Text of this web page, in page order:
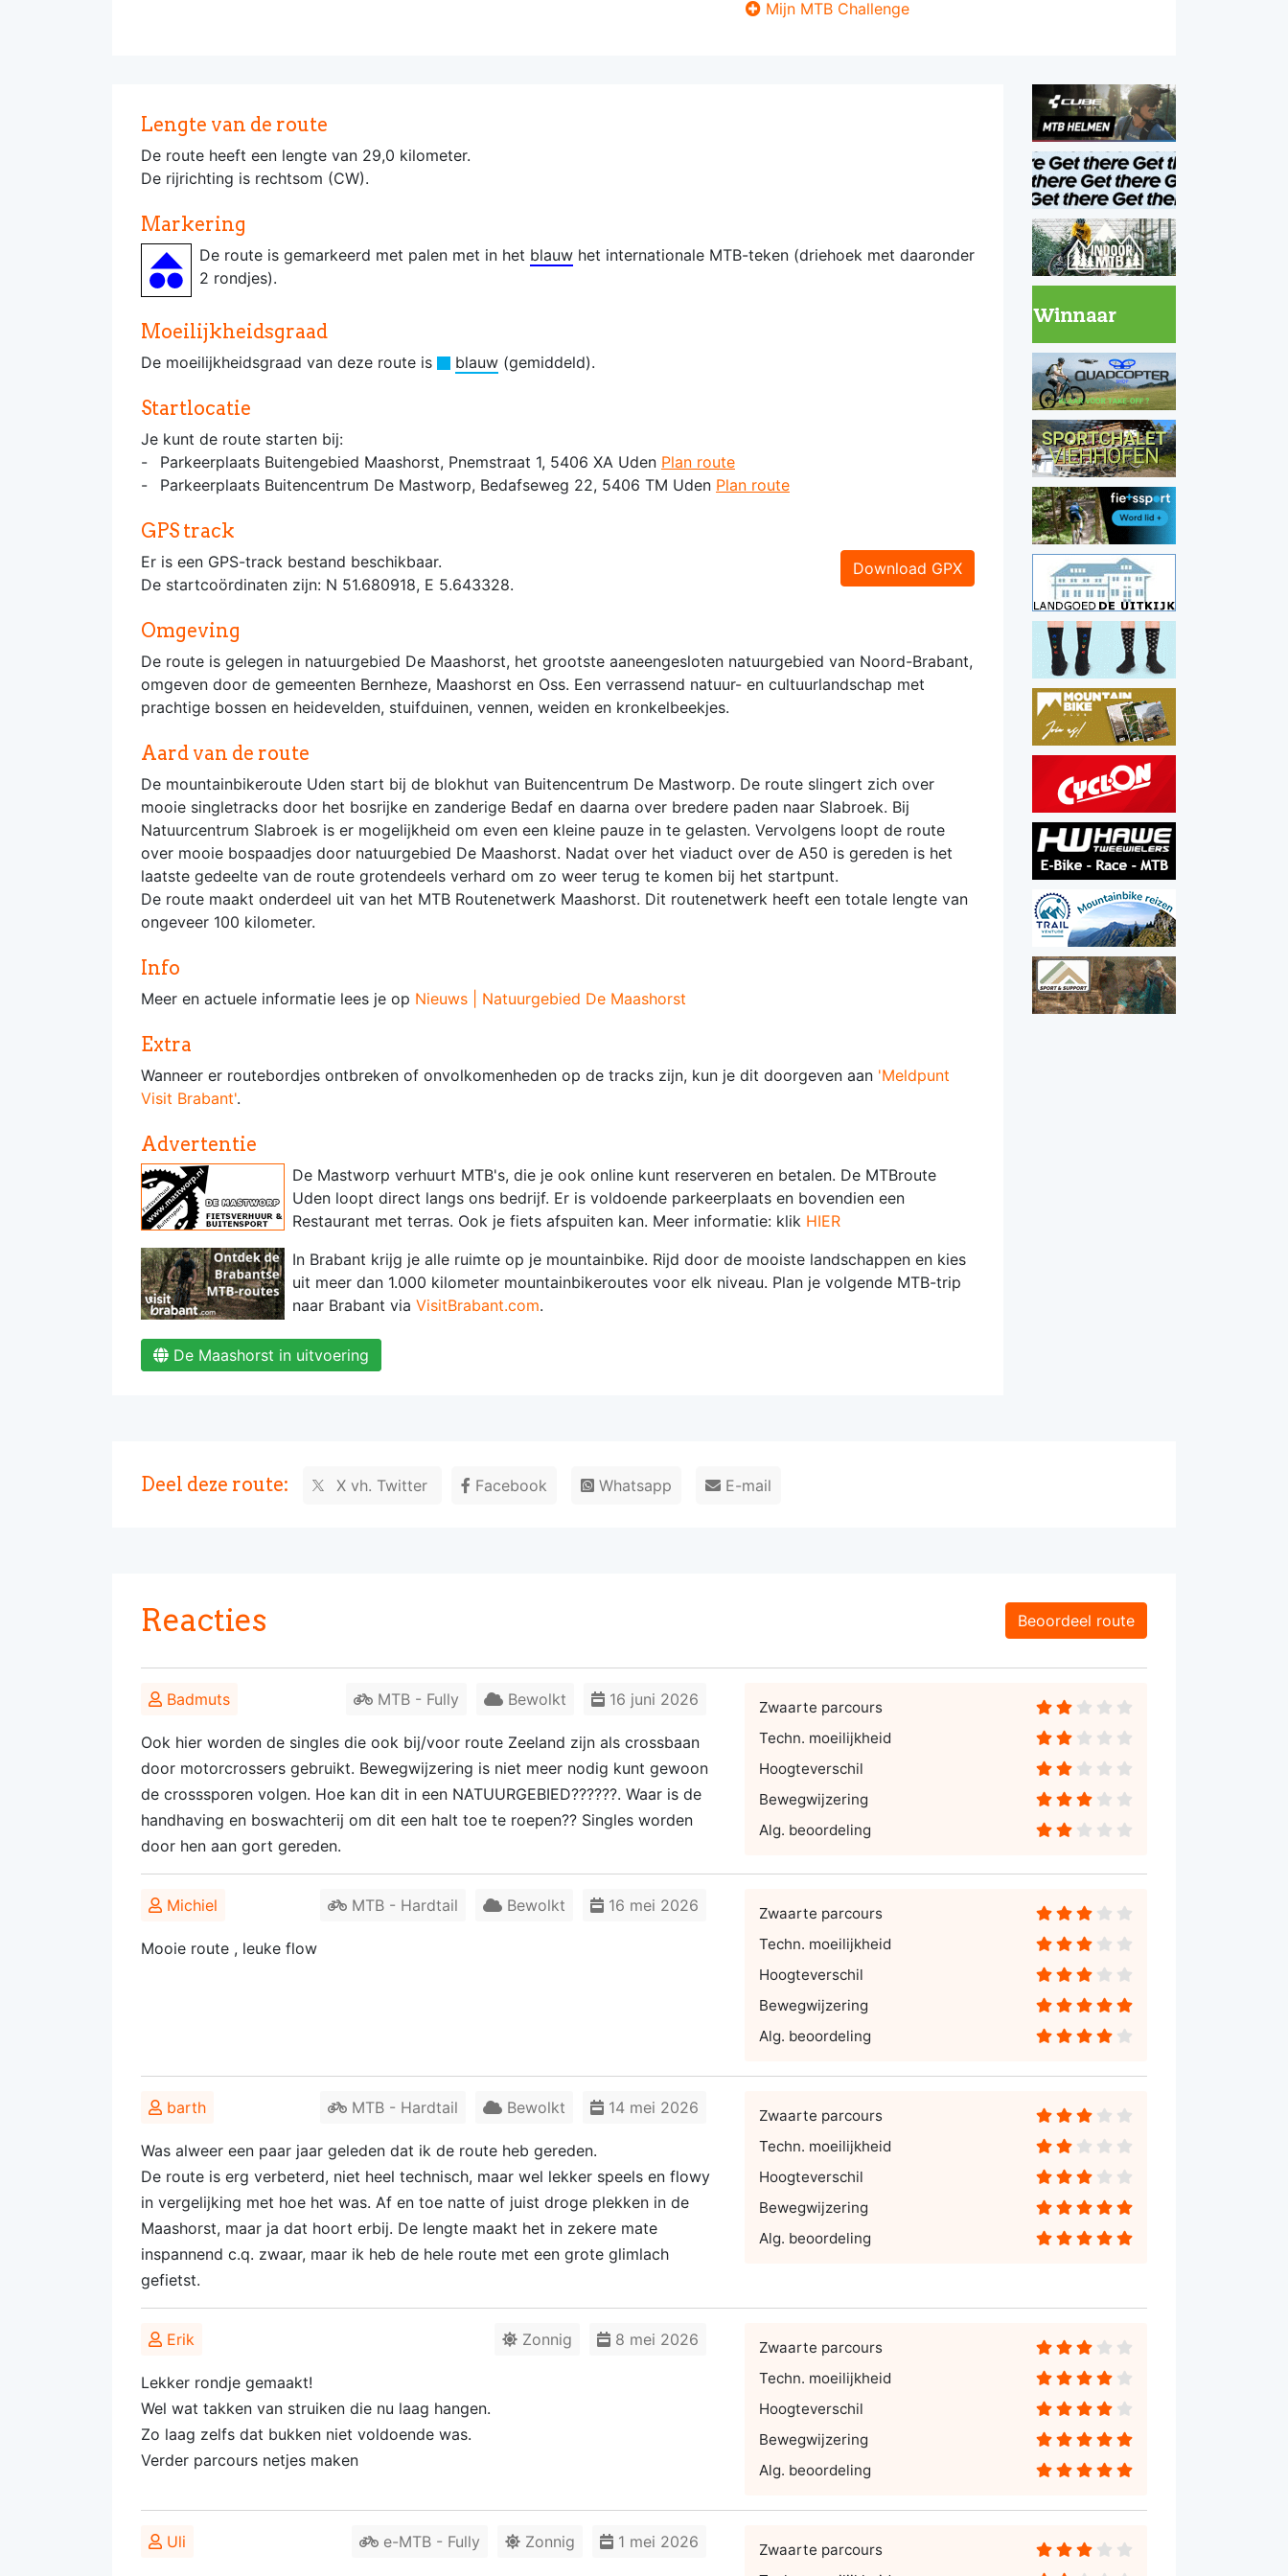
Mijn MTB Challenge
Lengte van de route
De route heeft een lengte van 29,0 kilometer.
De rijrichting is rechtsom (CW).
Markering
De route is gemarkeerd met palen met in het blauw het internationale MTB-teken (driehoek met daaronder
2 rondjes).
Moeilijkheidsgraad
De moeilijkheidsgraad van deze route is blauw (gemiddeld).
Startlocatie
Je kunt de route starten bij:
Parkeerplaats Buitengebied Maashorst, Pnemstraat 1, 5406 XA Uden Plan route
Parkeerplaats Buitencentrum De Mastworp, Bedafseweg 22, 5406 TM Uden Plan route
GPS track
Download GPX
Er is een GPS-track bestand beschikbaar.
De startcoördinaten zijn: N 51.680918, E 5.643328.
Omgeving
De route is gelegen in natuurgebied De Maashorst, het grootste aaneengesloten natuurgebied van Noord-Brabant,
omgeven door de gemeenten Bernheze, Maashorst en Oss. Een verrassend natuur- en cultuurlandschap met
prachtige bossen en heidevelden, stuifduinen, vennen, weiden en kronkelbeekjes.
Aard van de route
De mountainbikeroute Uden start bij de blokhut van Buitencentrum De Mastworp. De route slingert zich over
mooie singletracks door het bosrijke en zanderige Bedaf en daarna over bredere paden naar Slabroek. Bij
Natuurcentrum Slabroek is er mogelijkheid om even een kleine pauze in te gelasten. Vervolgens loopt de route
over mooie bospaadjes door natuurgebied De Maashorst. Nadat over het viaduct over de A50 is gereden is het
laatste gedeelte van de route grotendeels verhard om zo weer terug te komen bij het startpunt.
De route maakt onderdeel uit van het MTB Routenetwerk Maashorst. Dit routenetwerk heeft een totale lengte van
ongeveer 100 kilometer.
Info
Meer en actuele informatie lees je op Nieuws | Natuurgebied De Maashorst
Extra
Wanneer er routebordjes ontbreken of onvolkomenheden op de tracks zijn, kun je dit doorgeven aan 'Meldpunt
Visit Brabant'.
Advertentie
De Mastworp verhuurt MTB's, die je ook online kunt reserveren en betalen. De MTBroute
Uden loopt direct langs ons bedrijf. Er is voldoende parkeerplaats en bovendien een
Restaurant met terras. Ook je fiets afspuiten kan. Meer informatie: klik HIER
In Brabant krijg je alle ruimte op je mountainbike. Rijd door de mooiste landschappen en kies
uit meer dan 1.000 kilometer mountainbikeroutes voor elk niveau. Plan je volgende MTB-trip
naar Brabant via VisitBrabant.com.
De Maashorst in uitvoering
Deel deze route: X vh. Twitter Facebook Whatsapp E-mail
Reacties Beoordeel route
Badmuts 16 juni 2026
Bewolkt
MTB - Fully
Ook hier worden de singles die ook bij/voor route Zeeland zijn als crossbaan
door motorcrossers gebruikt. Bewegwijzering is niet meer nodig kunt gewoon
de crosssporen volgen. Hoe kan dit in een NATUURGEBIED??????. Waar is de
handhaving en boswachterij om dit een halt toe te roepen?? Singles worden
door hen aan gort gereden.
Zwaarte parcours
Techn. moeilijkheid
Hoogteverschil
Bewegwijzering
Alg. beoordeling
Michiel 16 mei 2026
Bewolkt
MTB - Hardtail
Mooie route , leuke flow
Zwaarte parcours
Techn. moeilijkheid
Hoogteverschil
Bewegwijzering
Alg. beoordeling
barth 14 mei 2026
Bewolkt
MTB - Hardtail
Was alweer een paar jaar geleden dat ik de route heb gereden.
De route is erg verbeterd, niet heel technisch, maar wel lekker speels en flowy
in vergelijking met hoe het was. Af en toe natte of juist droge plekken in de
Maashorst, maar ja dat hoort erbij. De lengte maakt het in zekere mate
inspannend c.q. zwaar, maar ik heb de hele route met een grote glimlach
gefietst.
Zwaarte parcours
Techn. moeilijkheid
Hoogteverschil
Bewegwijzering
Alg. beoordeling
Erik 8 mei 2026
Zonnig
Lekker rondje gemaakt!
Wel wat takken van struiken die nu laag hangen.
Zo laag zelfs dat bukken niet voldoende was.
Verder parcours netjes maken
Zwaarte parcours
Techn. moeilijkheid
Hoogteverschil
Bewegwijzering
Alg. beoordeling
Uli 1 mei 2026
Zonnig
e-MTB - Fully
Zwaarte parcours